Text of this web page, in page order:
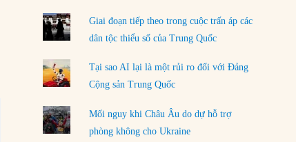
Dương
03/08/2026
Đặt cược vào thất bại: Các quỹ đầu tư mạo
hiểm quốc gia và khía cạnh chính trị của vốn
02/08/2026
Làm thế nào để kết thúc Chiến tranh Iran?
Giai đoạn tiếp theo trong cuộc trấn áp các
dân tộc thiểu số của Trung Quốc
Tại sao AI lại là một rủi ro đối với Đảng
Cộng sản Trung Quốc
Mối nguy khi Châu Âu do dự hỗ trợ
phòng không cho Ukraine